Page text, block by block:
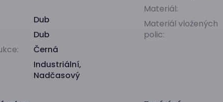
Dub
Dub
Černá
Industriální,
Nadčasový
Materiál:
Materiál vložených
polic: